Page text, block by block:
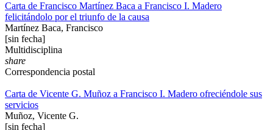
Carta de Francisco Martínez Baca a Francisco I. Madero
felicitándolo por el triunfo de la causa
Martínez Baca, Francisco
[sin fecha]
Multidisciplina
share
Correspondencia postal
Carta de Vicente G. Muñoz a Francisco I. Madero ofreciéndole sus
servicios
Muñoz, Vicente G.
[sin fecha]